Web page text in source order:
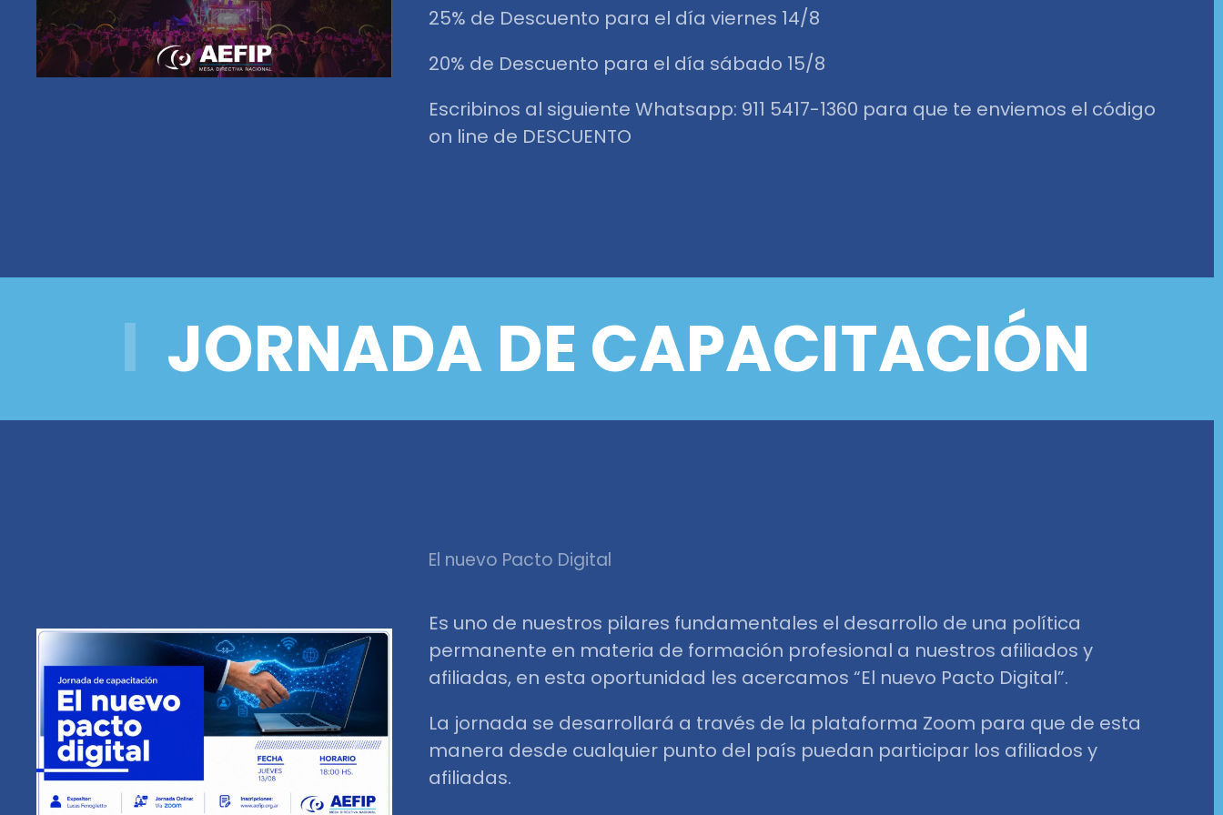
25% de Descuento para el día viernes 14/8
20% de Descuento para el día sábado 15/8
Escribinos al siguiente Whatsapp: 911 5417-1360 para que te enviemos el código
on line de DESCUENTO
JORNADA DE CAPACITACIÓN
El nuevo Pacto Digital
Es uno de nuestros pilares fundamentales el desarrollo de una política
permanente en materia de formación profesional a nuestros afiliados y
afiliadas, en esta oportunidad les acercamos “El nuevo Pacto Digital”.
La jornada se desarrollará a través de la plataforma Zoom para que de esta
manera desde cualquier punto del país puedan participar los afiliados y
afiliadas.